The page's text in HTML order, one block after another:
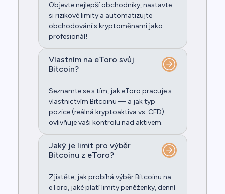
Objevte nejlepší obchodníky, nastavte
si rizikové limity a automatizujte
obchodování s kryptoměnami jako
profesionál!
Vlastním na eToro svůj
Bitcoin?
Seznamte se s tím, jak eToro pracuje s
vlastnictvím Bitcoinu — a jak typ
pozice (reálná kryptoaktiva vs. CFD)
ovlivňuje vaši kontrolu nad aktivem.
Jaký je limit pro výběr
Bitcoinu z eToro?
Zjistěte, jak probíhá výběr Bitcoinu na
eToro, jaké platí limity peněženky, denní